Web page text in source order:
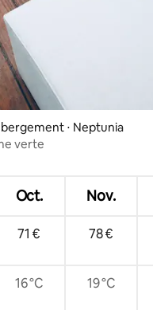
⋅ Neptunia
verte
Oct. Nov.
71 € 78 €
16 °C 19 °C